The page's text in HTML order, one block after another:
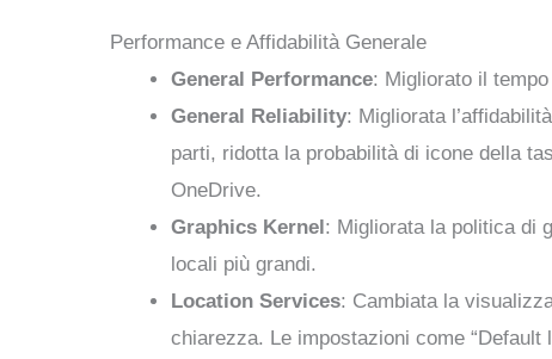
Performance e Affidabilità Generale
General Performance: Migliorato il
General Reliability: Migliorata
parti, ridotta la probabilità di icone della
OneDrive.
Graphics Kernel: Migliorata la politica di
locali più grandi.
Location Services: Cambiata la
chiarezza. Le impostazioni come